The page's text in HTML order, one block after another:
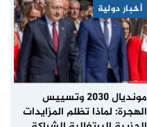
أخبار دولية
مونديال 2030 وتسييس
الهجرة: لماذا تظلم المزايدات